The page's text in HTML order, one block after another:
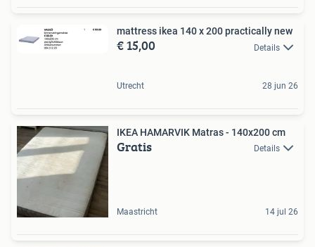
mattress ikea 140 x 200 practically new
€ 15,00 Details
Utrecht 28 jun 26
IKEA HAMARVIK Matras - 140x200 cm
Gratis Details
Maastricht 14 jul 26